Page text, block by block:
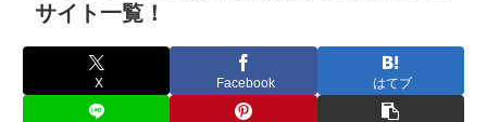
サイト一覧！
X Facebook はてブ